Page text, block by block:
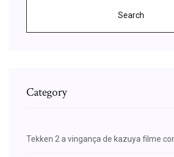
Search
Category
Tekken 2 a vingança de kazuya filme